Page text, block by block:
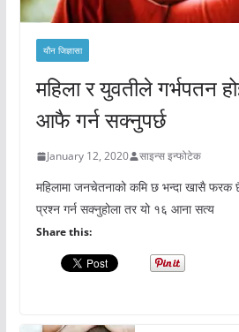
यौन जिज्ञासा
महिला र युवतीले गर्भपतन
आफै गर्न सक्नुपर्छ
January 12, 2020 साइन्स इन्फोटेक
महिलामा जनचेतनाको कमि छ भन्दा खासै फरक
प्रश्न गर्न सक्नुहोला तर यो १६ आना सत्य
Share this: